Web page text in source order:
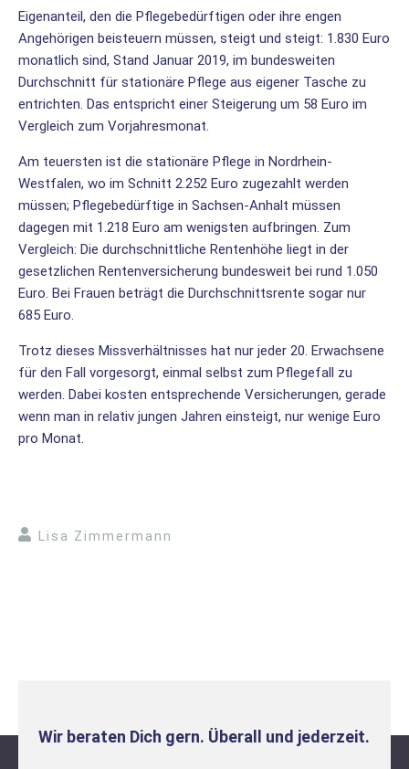
Eigenanteil, den die Pflegebedürftigen oder ihre engen
Angehörigen beisteuern müssen, steigt und steigt: 1.830 Euro
monatlich sind, Stand Januar 2019, im bundesweiten
Durchschnitt für stationäre Pflege aus eigener Tasche zu
entrichten. Das entspricht einer Steigerung um 58 Euro im
Vergleich zum Vorjahresmonat.
Am teuersten ist die stationäre Pflege in Nordrhein-
Westfalen, wo im Schnitt 2.252 Euro zugezahlt werden
müssen; Pflegebedürftige in Sachsen-Anhalt müssen
dagegen mit 1.218 Euro am wenigsten aufbringen. Zum
Vergleich: Die durchschnittliche Rentenhöhe liegt in der
gesetzlichen Rentenversicherung bundesweit bei rund 1.050
Euro. Bei Frauen beträgt die Durchschnittsrente sogar nur
685 Euro.
Trotz dieses Missverhältnisses hat nur jeder 20. Erwachsene
für den Fall vorgesorgt, einmal selbst zum Pflegefall zu
werden. Dabei kosten entsprechende Versicherungen, gerade
wenn man in relativ jungen Jahren einsteigt, nur wenige Euro
pro Monat.
Lisa Zimmermann
Wir beraten Dich gern. Überall und jederzeit.